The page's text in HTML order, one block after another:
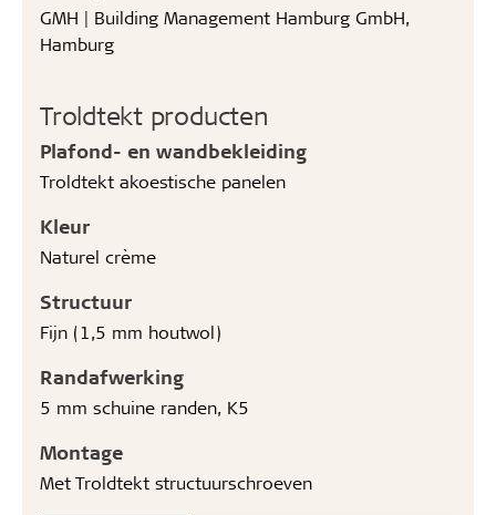
GMH | Building Management Hamburg GmbH,
Hamburg
Troldtekt producten
Plafond- en wandbekleiding
Troldtekt akoestische panelen
Kleur
Naturel crème
Structuur
Fijn (1,5 mm houtwol)
Randafwerking
5 mm schuine randen, K5
Montage
Met Troldtekt structuurschroeven